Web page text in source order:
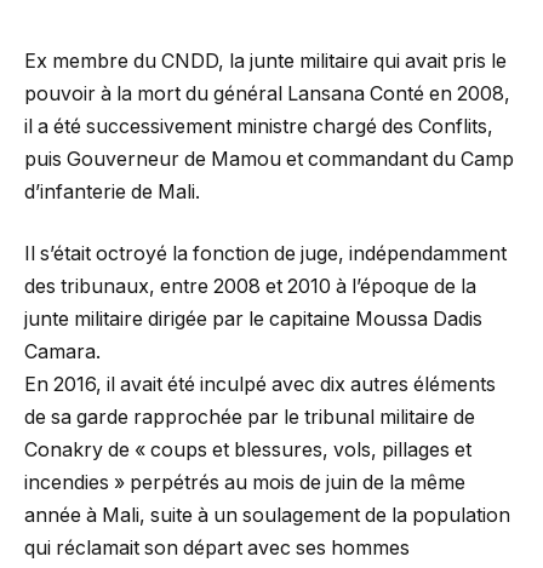
Ex membre du CNDD, la junte militaire qui avait pris le
pouvoir à la mort du général Lansana Conté en 2008,
il a été successivement ministre chargé des Conflits,
puis Gouverneur de Mamou et commandant du Camp
d’infanterie de Mali.
Il s’était octroyé la fonction de juge, indépendamment
des tribunaux, entre 2008 et 2010 à l’époque de la
junte militaire dirigée par le capitaine Moussa Dadis
Camara.
En 2016, il avait été inculpé avec dix autres éléments
de sa garde rapprochée par le tribunal militaire de
Conakry de « coups et blessures, vols, pillages et
incendies » perpétrés au mois de juin de la même
année à Mali, suite à un soulagement de la population
qui réclamait son départ avec ses hommes